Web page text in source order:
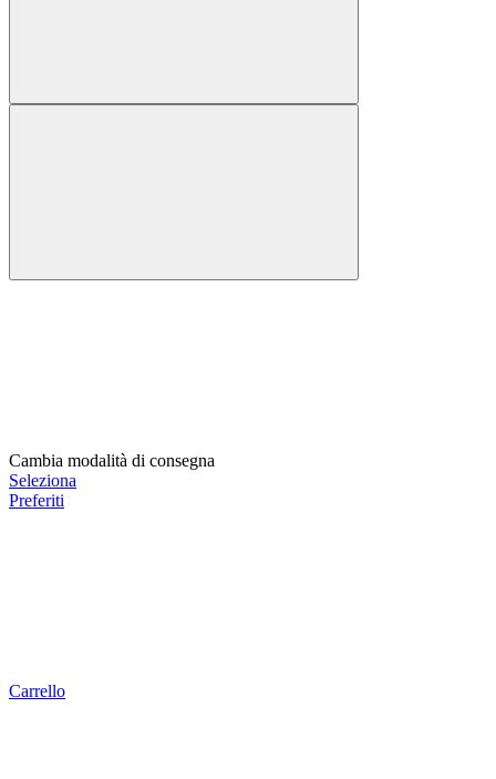
Cambia modalità di consegna
Seleziona
Preferiti
Carrello